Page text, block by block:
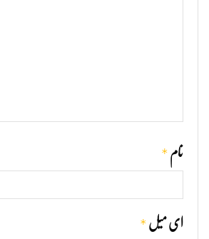
نام *
ای میل *